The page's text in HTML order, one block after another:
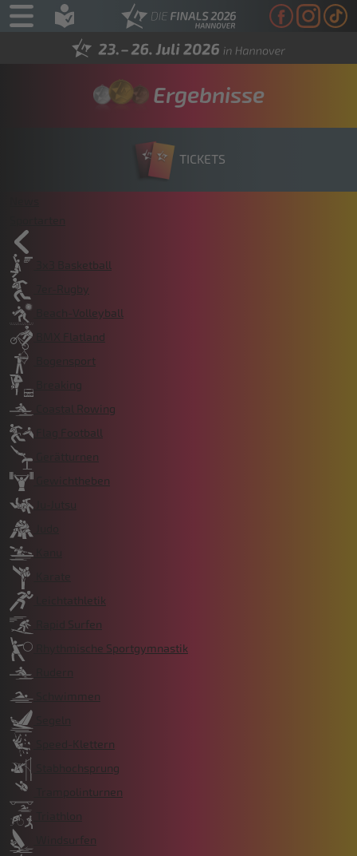
Ergebnisse
TICKETS
3x3 Basketball
7er-Rugby
Beach-Volleyball
BMX Flatland
Bogensport
Breaking
Coastal Rowing
Flag Football
Gerätturnen
Gewichtheben
Ju-Jutsu
Leichtathletik
Rapid Surfen
Rhythmische Sportgymnastik
Rudern
Schwimmen
Segeln
Speed-Klettern
Stabhochsprung
Trampolinturnen
Triathlon
Windsurfen